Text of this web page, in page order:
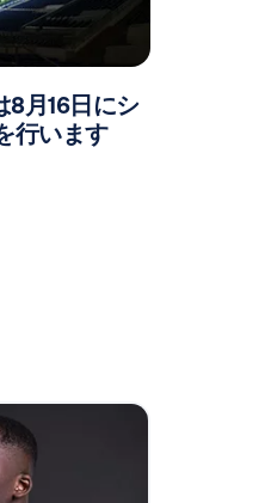
8月16日にシ
行います